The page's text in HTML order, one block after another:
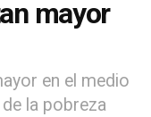
mayor
en el medio
la pobreza